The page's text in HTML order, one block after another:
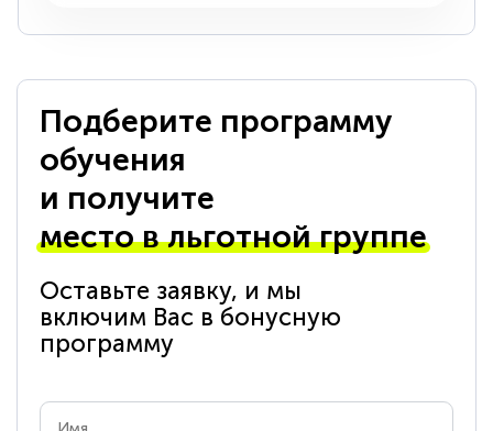
Подберите программу
обучения
и получите
место в льготной группе
Оставьте заявку, и мы
включим Вас в бонусную
программу